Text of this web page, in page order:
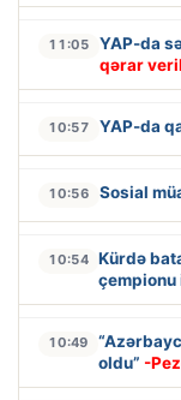
11:05 YAP-da
qərar
10:57 YAP-da
10:56 Sosial
10:54 Kürdə
çempionu
10:49
oldu” -